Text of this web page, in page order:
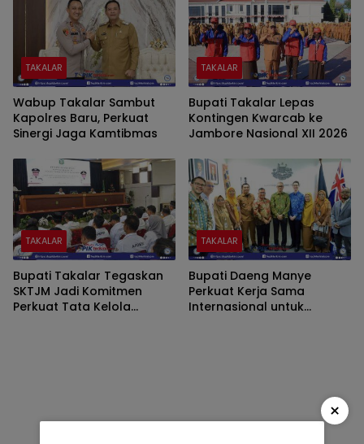
TAKALAR
Wabup Takalar Sambut
Kapolres Baru, Perkuat
Sinergi Jaga Kamtibmas
TAKALAR
Bupati Takalar Lepas
Kontingen Kwarcab ke
Jambore Nasional XII 2026
TAKALAR
Bupati Takalar Tegaskan
SKTJM Jadi Komitmen
Perkuat Tata Kelola
TAKALAR
Bupati Daeng Manye
Perkuat Kerja Sama
Internasional untuk
×